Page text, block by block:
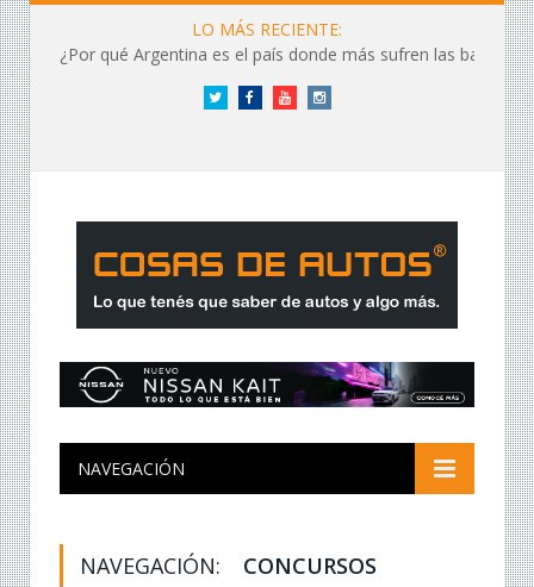
LO MÁS RECIENTE:
¿Por qué Argentina es el país donde más sufren las baterías?
Twitter FacebookYouTubeInstagram
NAVEGACIÓN
NAVEGACIÓN: CONCURSOS